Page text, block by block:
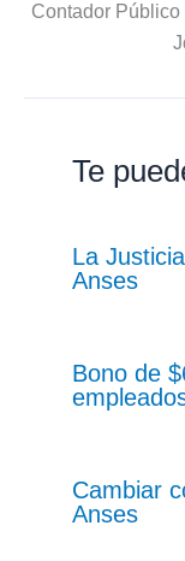
Contador
Te
La
Anses
Bono de
Cambiar
Anses